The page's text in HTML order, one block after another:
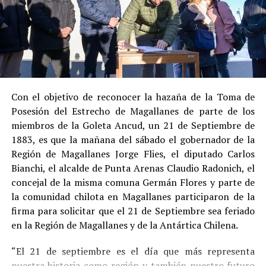
al admitir los hechos.
Suconducta anterior irreprochable , al no
registrar antecedentes penales previos.
Estas circunstancias jurídicas, sumadas al
procedimiento abreviado, redujeron la posibilidad de un
cumplimiento efectivo en recinto penitenciario.
Indemnización a la víctima y nueva investigación
por ocultamiento de bienes
En el ámbito civil, elJuzgado de Letras de Castrodictó
enseptiembre de 2023una sentencia que obliga a
Pedro Montecinos apagar una indemnización total de
$120 millonespor concepto de daño moral:
$80 millonesa favor de la víctima.
$40 millonesa favor de su madre.
Con el objetivo de reconocer la hazaña de la Toma de
Posesión del Estrecho de Magallanes de parte de los
miembros de la Goleta Ancud, un 21 de Septiembre de
1883, es que la mañana del sábado el gobernador de la
Región de Magallanes Jorge Flies, el diputado Carlos
Bianchi, el alcalde de Punta Arenas Claudio Radonich, el
concejal de la misma comuna Germán Flores y parte de
la comunidad chilota en Magallanes participaron de la
firma para solicitar que el 21 de Septiembre sea feriado
en la Región de Magallanes y de la Antártica Chilena.
“El 21 de septiembre es el día que más representa